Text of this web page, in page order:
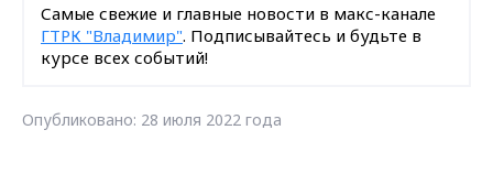
Самые свежие и главные новости в макс-канале
ГТРК "Владимир". Подписывайтесь и будьте в
курсе всех событий!
Опубликовано: 28 июля 2022 года